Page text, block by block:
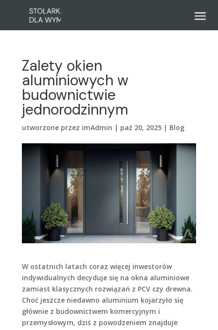
Zalety okien
aluminiowych w
budownictwie
jednorodzinnym
utworzone przez imAdmin | paź 20, 2025| Blog
W ostatnich latach coraz więcej inwestorów
indywidualnych decyduje się na okna aluminiowe
zamiast klasycznych rozwiązań z PCV czy drewna.
Choć jeszcze niedawno aluminium kojarzyło się
głównie z budownictwem komercyjnym i
przemysłowym, dziś z powodzeniem znajduje